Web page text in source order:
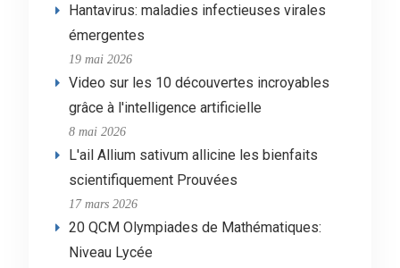
Hantavirus: maladies infectieuses virales
émergentes
19 mai 2026
Video sur les 10 découvertes incroyables
grâce à l'intelligence artificielle
8 mai 2026
L'ail Allium sativum allicine les bienfaits
scientifiquement Prouvées
17 mars 2026
20 QCM Olympiades de Mathématiques:
Niveau Lycée